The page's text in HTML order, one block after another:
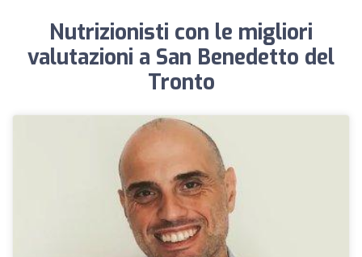
Nutrizionisti con le migliori
valutazioni a San Benedetto del
Tronto